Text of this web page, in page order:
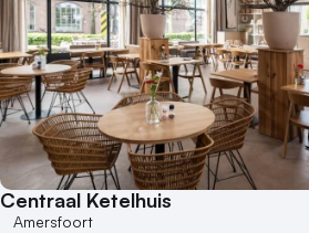
Centraal Ketelhuis
Amersfoort